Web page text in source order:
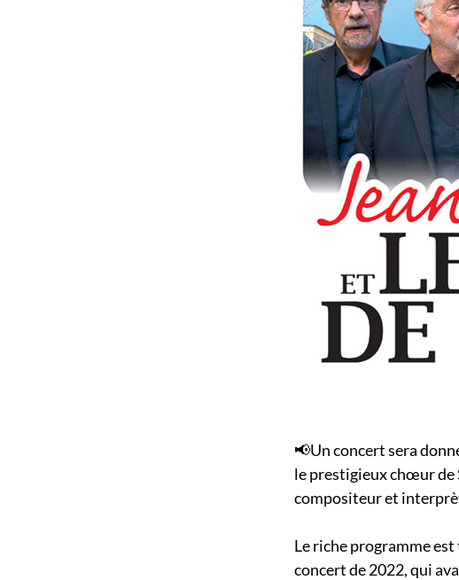
📢Un concert sera
le prestigieux chœur de
compositeur et
Le riche programme
concert de 2022, qui